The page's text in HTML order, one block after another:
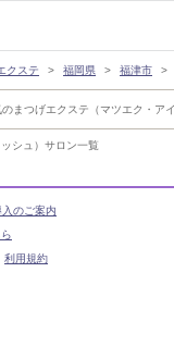
シュ）サロン一覧
クステ 福岡県 福津市
まつげエクステ（マツエク・
のご案内
利用規約